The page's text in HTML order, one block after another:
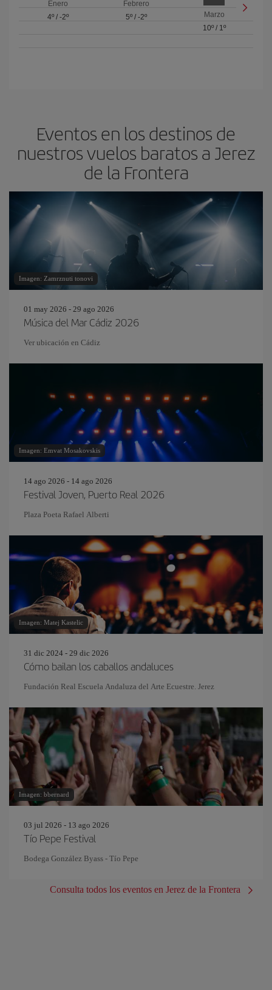
Enero
4º/ -2º
Febrero
5º/ -2º
Marzo
10º/ 1º
Eventos en los destinos de
nuestros vuelos baratos a Jerez
de la Frontera
Imagen: Zamrznuti tonovi
01 may 2026 - 29 ago 2026
Música del Mar Cádiz 2026
Ver ubicación en Cádiz
Imagen: Emvat Mosakovskis
14 ago 2026 - 14 ago 2026
Festival Joven, Puerto Real 2026
Plaza Poeta Rafael Alberti
Imagen: Matej Kastelic
31 dic 2024 - 29 dic 2026
Cómo bailan los caballos andaluces
Fundación Real Escuela Andaluza del Arte Ecuestre. Jerez
Imagen: bbernard
03 jul 2026 - 13 ago 2026
Tío Pepe Festival
Bodega González Byass - Tío Pepe
Consulta todos los eventos en Jerez de la Frontera